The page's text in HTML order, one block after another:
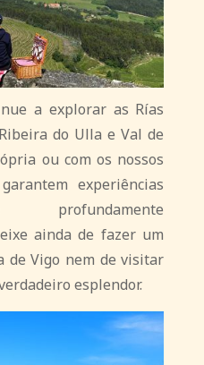
a explorar as Rías
do Ulla e Val de
ou com os nossos
experiências
profundamente
ainda de fazer um
de Vigo nem de visitar
esplendor.